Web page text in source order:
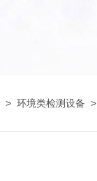
> 环境类检测设备 >